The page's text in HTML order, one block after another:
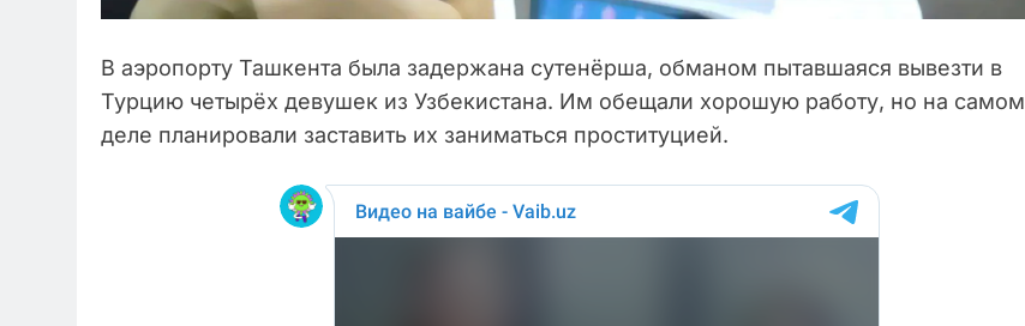
В аэропорту Ташкента была задержана сутенёрша, обманом пытавшаяся вывезти в
Турцию четырёх девушек из Узбекистана. Им обещали хорошую работу, но на самом
деле планировали заставить их заниматься проституцией.